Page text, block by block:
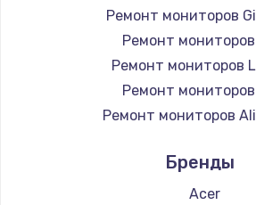
Настройка Wi-
1030 руб.
Заказать
Замена шим-
3900 руб.
Ремонт мониторов
Ремонт мониторов
Ремонт мониторов
Ремонт
Ремонт мониторов
Ремонт мониторов
Ремонт мониторов
Бренды
Acer